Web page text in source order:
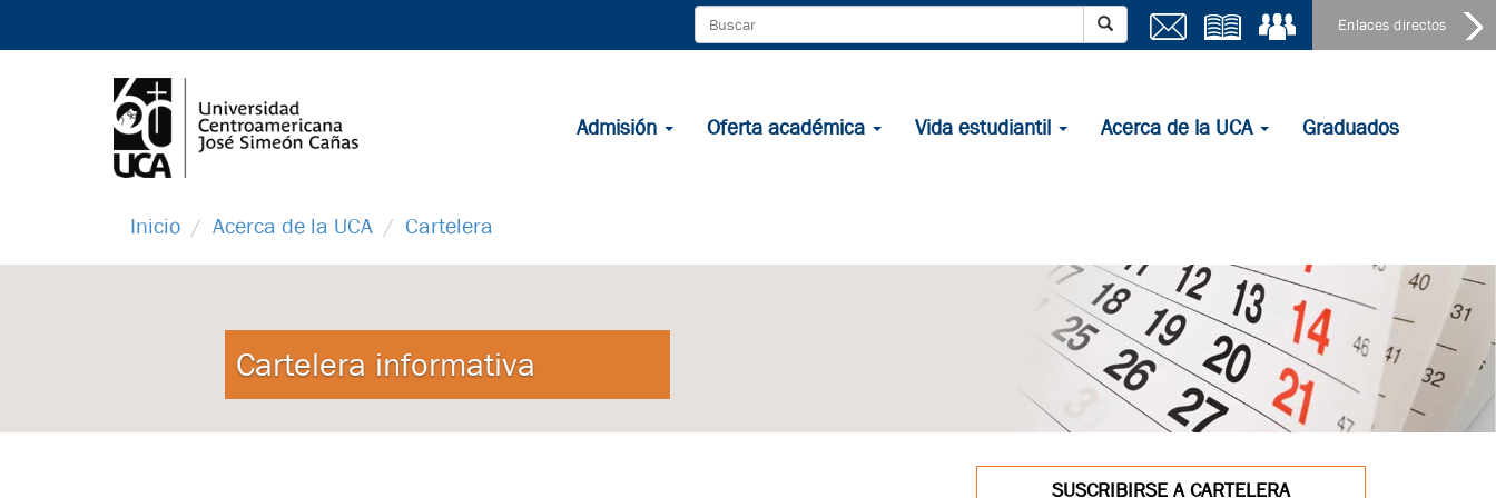
Admisión Oferta académica Vida estudiantil Acerca de la UCA Graduados
Inicio Acerca de la UCA Cartelera
Cartelera informativa
SUSCRIBIRSE A CARTELERA